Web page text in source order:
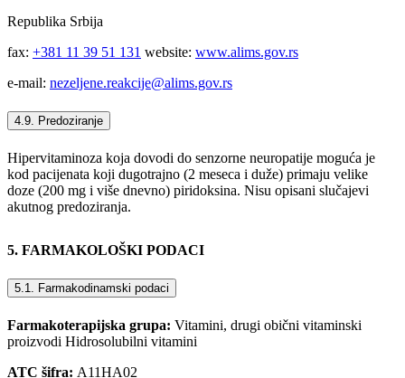
Republika Srbija
fax: +381 11 39 51 131 website: www.alims.gov.rs
e-mail: nezeljene.reakcije@alims.gov.rs
4.9. Predoziranje
Hipervitaminoza koja dovodi do senzorne neuropatije moguća je
kod pacijenata koji dugotrajno (2 meseca i duže) primaju velike
doze (200 mg i više dnevno) piridoksina. Nisu opisani slučajevi
akutnog predoziranja.
5. FARMAKOLOŠKI PODACI
5.1. Farmakodinamski podaci
Farmakoterapijska grupa: Vitamini, drugi obični vitaminski
proizvodi Hidrosolubilni vitamini
ATC šifra: A11HA02